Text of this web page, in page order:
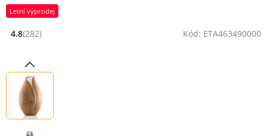
Letní výprodej
Hodnocení: 4.8 z 5 (282 recenzí)
4.8(282) Kód: ETA463490000